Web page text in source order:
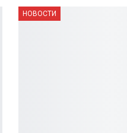
НОВОСТИ